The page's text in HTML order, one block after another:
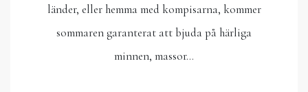
länder, eller hemma med kompisarna, kommer
sommaren garanterat att bjuda på härliga
minnen, massor…